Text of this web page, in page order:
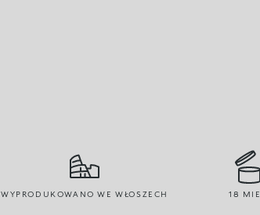
WYPRODUKOWANO WE WŁOSZECH 18